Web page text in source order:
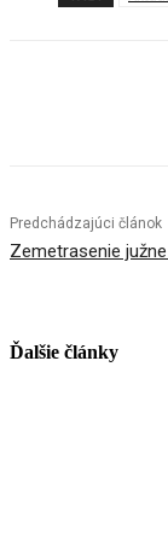
Predchádzajúci článok
Zemetrasenie
Ďalšie články